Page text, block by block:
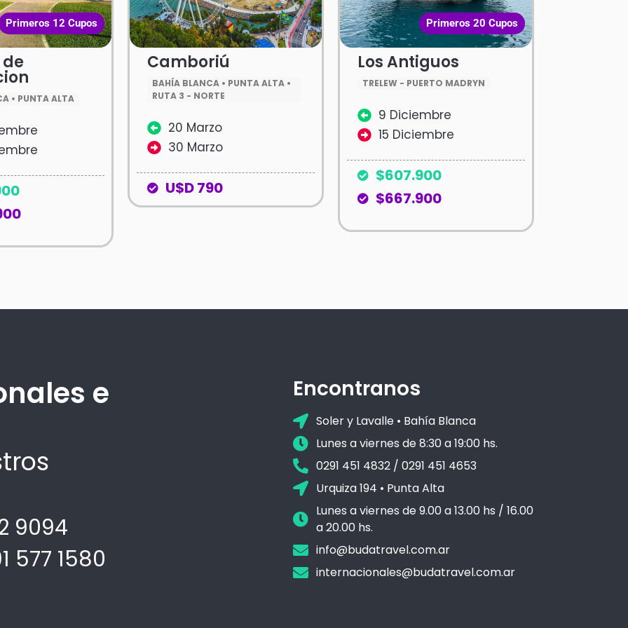
• PUNTA ALTA
Primeros 12 Cupos
Camboriú
BAHÍA BLANCA • PUNTA ALTA •
RUTA 3 - NORTE
20 Marzo
30 Marzo
U$D 790
Los Antiguos
TRELEW - PUERTO MADRYN
9 Diciembre
15 Diciembre
$607.900
$667.900
Primeros 20 Cupos
e
9094
577 1580
Encontranos
Soler y Lavalle • Bahía Blanca
Lunes a viernes de 8:30 a 19:00 hs.
0291 451 4832 / 0291 451 4653
Urquiza 194 • Punta Alta
Lunes a viernes de 9.00 a 13.00 hs / 16.00
a 20.00 hs.
info@budatravel.com.ar
internacionales@budatravel.com.ar